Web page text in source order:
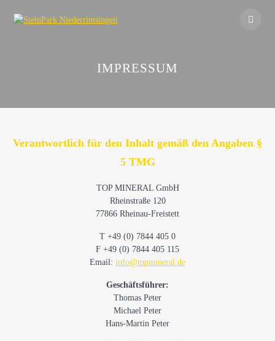
IMPRESSUM
Verantwortlich für den Inhalt gemäß den Angaben §
5 TMG
TOP MINERAL GmbH
Rheinstraße 120
77866 Rheinau-Freistett
T +49 (0) 7844 405 0
F +49 (0) 7844 405 115
Email: info@topmineral.de
Geschäftsführer:
Thomas Peter
Michael Peter
Hans-Martin Peter